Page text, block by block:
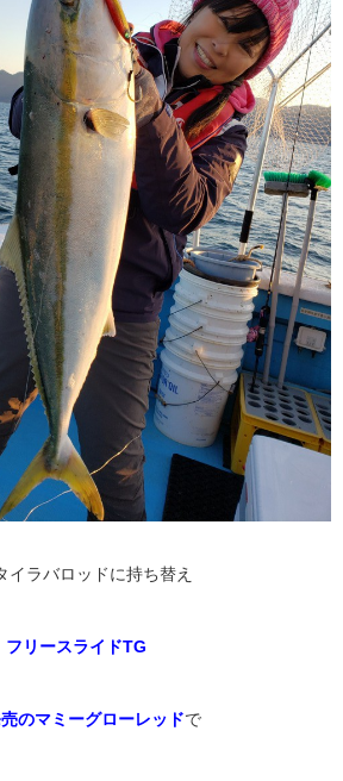
イラバロッドに持ち替え
フリースライドTG
のマミーグローレッドで